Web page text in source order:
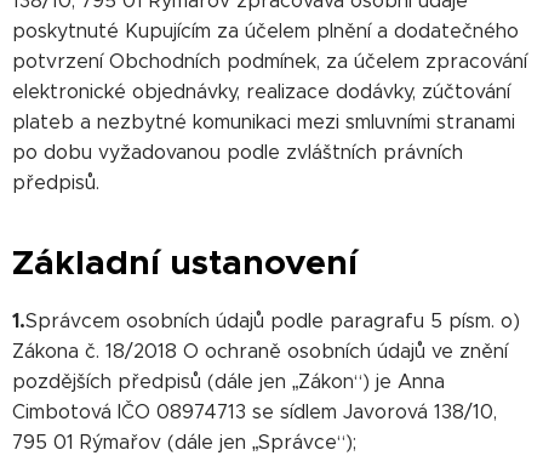
poskytnuté Kupujícím za účelem plnění a dodatečného
potvrzení Obchodních podmínek, za účelem zpracování
elektronické objednávky, realizace dodávky, zúčtování
plateb a nezbytné komunikaci mezi smluvními stranami
po dobu vyžadovanou podle zvláštních právních
předpisů.
Základní ustanovení
1.Správcem osobních údajů podle paragrafu 5 písm. o)
Zákona č. 18/2018 O ochraně osobních údajů ve znění
pozdějších předpisů (dále jen „Zákon“) je Anna
Cimbotová IČO 08974713 se sídlem Javorová 138/10,
795 01 Rýmařov (dále jen „Správce“);